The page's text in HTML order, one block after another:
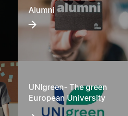
Alumni
UNIgreen- The green
European University